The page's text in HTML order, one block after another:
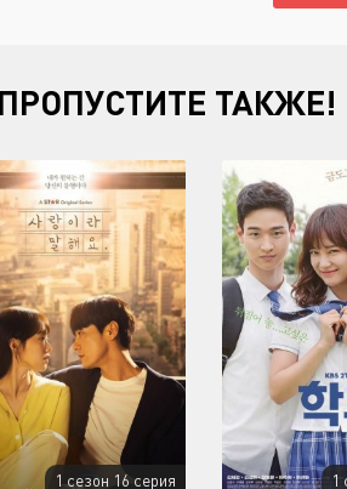
ТАКЖЕ!
1 сезон 16 серия 1